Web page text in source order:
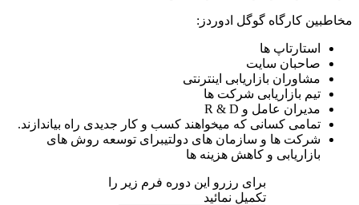
مخاطبین کارگاه گوگل ادوردز:
استارتاپ ها
صاحبان سایت
مشاوران بازاریابی اینترنتی
تیم بازاریابی شرکت ها
مدیران عامل و R & D
تمامی کسانی که میخواهند کسب و کار جدیدی راه بیاندازند.
شرکت ها و سازمان های دولتیبرای توسعه روش های
بازاریابی و کاهش هزینه ها
برای رزرو این دوره فرم زیر را
تکمیل نمائید